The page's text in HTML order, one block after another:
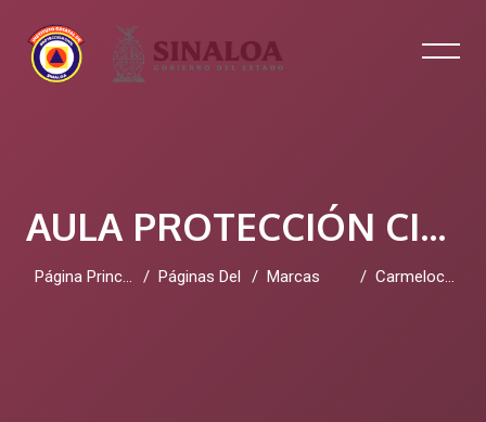
AULA PROTECCIÓN CIVIL SINALOA
Página Principal Páginas Del SitioMarcas Carmelocaldwell